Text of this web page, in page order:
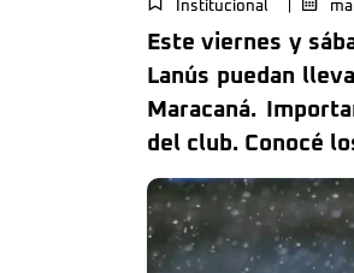
Institucional
Este viernes y
Lanús puedan
Maracaná.
del club. Conocé